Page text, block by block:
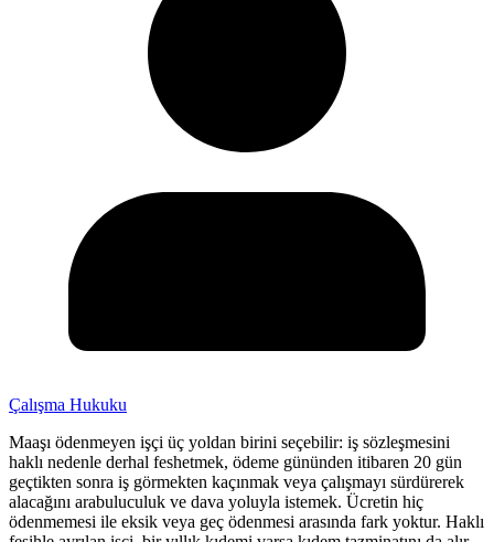
Çalışma Hukuku
Maaşı ödenmeyen işçi üç yoldan birini seçebilir: iş sözleşmesini
haklı nedenle derhal feshetmek, ödeme gününden itibaren 20 gün
geçtikten sonra iş görmekten kaçınmak veya çalışmayı sürdürerek
alacağını arabuluculuk ve dava yoluyla istemek. Ücretin hiç
ödenmemesi ile eksik veya geç ödenmesi arasında fark yoktur. Haklı